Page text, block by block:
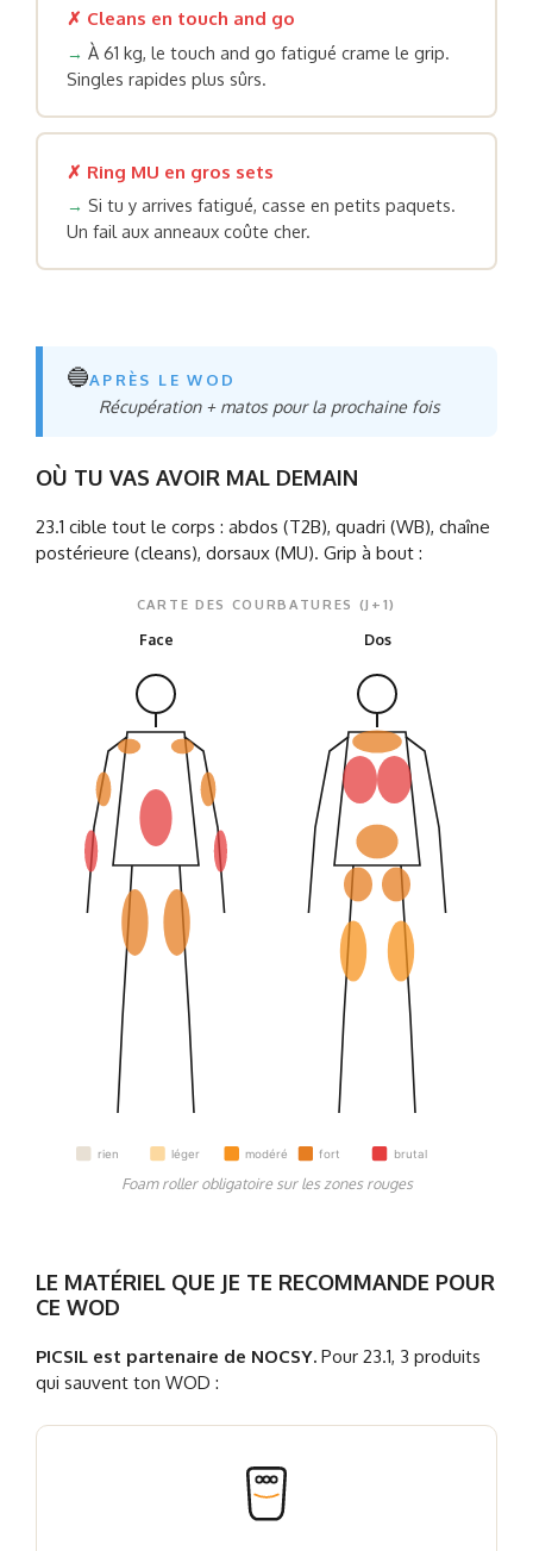
✗ Cleans en touch and go
→ À 61 kg, le touch and go fatigué crame le grip.
Singles rapides plus sûrs.
✗ Ring MU en gros sets
→ Si tu y arrives fatigué, casse en petits paquets.
Un fail aux anneaux coûte cher.
🔵APRÈS LE WOD
Récupération + matos pour la prochaine fois
OÙ TU VAS AVOIR MAL DEMAIN
23.1 cible tout le corps : abdos (T2B), quadri (WB), chaîne
postérieure (cleans), dorsaux (MU). Grip à bout :
CARTE DES COURBATURES (J+1)
Face Dos
rien léger modéré fort brutal
Foam roller obligatoire sur les zones rouges
LE MATÉRIEL QUE JE TE RECOMMANDE POUR
CE WOD
PICSIL est partenaire de NOCSY. Pour 23.1, 3 produits
qui sauvent ton WOD :